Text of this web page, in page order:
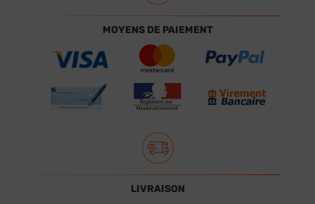
MOYENS DE PAIEMENT
LIVRAISON